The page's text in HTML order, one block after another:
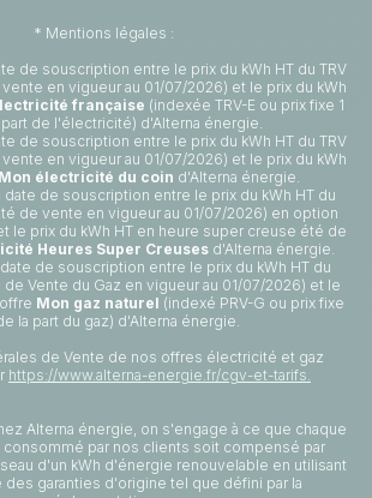
* Mentions légales :
de souscription entre le prix du kWh HT du TRV
en vigueur au 01/07/2026) et le prix du kWh
française (indexée TRV-E ou prix fixe 1
part de l'électricité) d'Alterna énergie.
de souscription entre le prix du kWh HT du TRV
en vigueur au 01/07/2026) et le prix du kWh
Mon électricité du coin d'Alterna énergie.
date de souscription entre le prix du kWh HT du
de vente en vigueur au 01/07/2026) en option
le prix du kWh HT en heure super creuse été de
Heures Super Creusesd'Alterna énergie.
de souscription entre le prix du kWh HT du
de Vente du Gaz en vigueur au 01/07/2026) et le
Mon gaz naturel (indexé PRV-G ou prix fixe
la part du gaz) d'Alterna énergie.
de Vente de nos offres électricité et gaz
https://www.alterna-energie.fr/cgv-et-tarifs.
Alterna énergie, on s'engage à ce que chaque
par nos clients soit compensé par
d'un kWh d'énergie renouvelable en utilisant
des garanties d'origine tel que défini par la